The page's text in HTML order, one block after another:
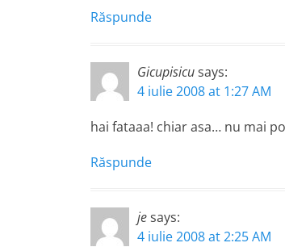
Răspunde
Gicupisicusays:
4 iulie 2008 at 1:27 AM
hai fataaa! chiar asa… nu mai
Răspunde
jesays:
4 iulie 2008 at 2:25 AM